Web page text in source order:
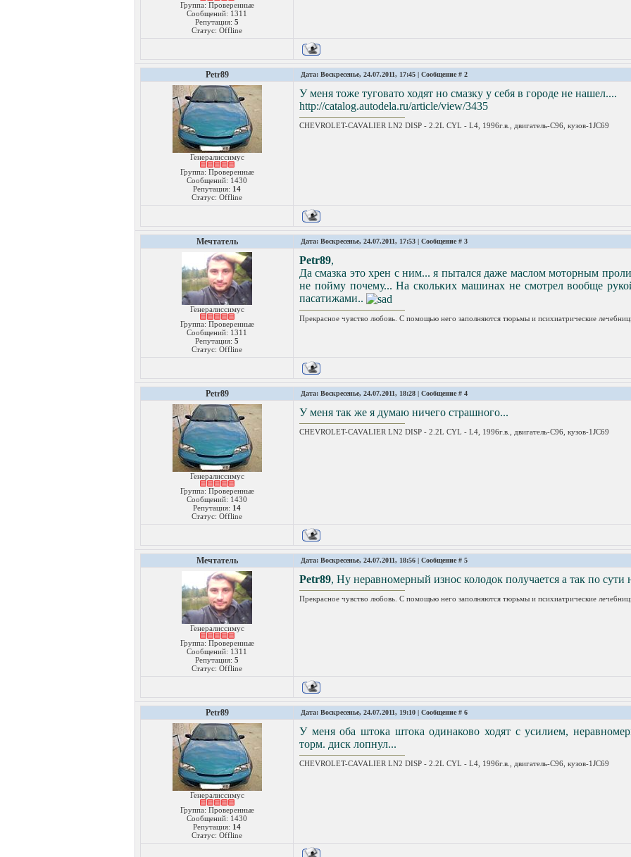
Группа: Проверенные
Сообщений: 1311
Репутация: 5
Статус: Offline
Petr89 Дата: Воскресенье, 24.07.2011, 17:45 | Сообщение # 2
Генералиссимус
Группа: Проверенные
Сообщений: 1430
Репутация: 14
Статус: Offline
У меня тоже туговато ходят но смазку у себя в городе не нашел....
http://catalog.autodela.ru/article/view/3435
CHEVROLET-CAVALIER LN2 DISP - 2.2L CYL - L4, 1996г.в., двигатель-C96, кузов-1JC69
Мечтатель Дата: Воскресенье, 24.07.2011, 17:53 | Сообщение # 3
Генералиссимус
Группа: Проверенные
Сообщений: 1311
Репутация: 5
Статус: Offline
Petr89,
Да смазка это хрен с ним... я пытался даже маслом моторным
не пойму почему... На скольких машинах не смотрел вообще
пасатижами..
Прекрасное чувство любовь. С помощью него заполняются тюрьмы и психиатрические
Petr89 Дата: Воскресенье, 24.07.2011, 18:28 | Сообщение # 4
Генералиссимус
Группа: Проверенные
Сообщений: 1430
Репутация: 14
Статус: Offline
У меня так же я думаю ничего страшного...
CHEVROLET-CAVALIER LN2 DISP - 2.2L CYL - L4, 1996г.в., двигатель-C96, кузов-1JC69
Мечтатель Дата: Воскресенье, 24.07.2011, 18:56 | Сообщение # 5
Генералиссимус
Группа: Проверенные
Сообщений: 1311
Репутация: 5
Статус: Offline
Petr89, Ну неравномерный износ колодок получается а так по сути
Прекрасное чувство любовь. С помощью него заполняются тюрьмы и психиатрические
Petr89 Дата: Воскресенье, 24.07.2011, 19:10 | Сообщение # 6
Генералиссимус
Группа: Проверенные
Сообщений: 1430
Репутация: 14
Статус: Offline
У меня оба штока штока одинаково ходят с усилием,
торм. диск лопнул...
CHEVROLET-CAVALIER LN2 DISP - 2.2L CYL - L4, 1996г.в., двигатель-C96, кузов-1JC69